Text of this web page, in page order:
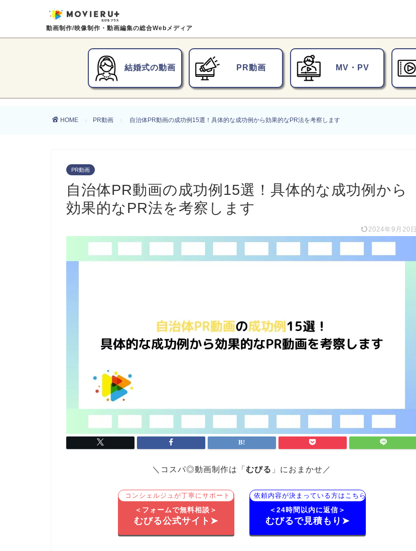
動画制作/映像制作・動画編集の総合Webメディア
結婚式の動画 PR動画 MV・PV
HOME PR動画 自治体PR動画の成功例15選！具体的な成功例から効果的なPR法を考察します
PR動画
自治体PR動画の成功例15選！具体的な成功例から
効果的なPR法を考察します
2024年9月20日
＼コスパ◎動画制作は「むびる 」におまかせ／
コンシェルジュが丁寧にサポート！
＜フォームで無料相談＞
むびる公式サイト➤
依頼内容が決まっている方はこちら
＜24時間以内に返信＞
むびるで見積もり➤